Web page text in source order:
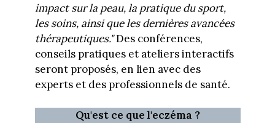
impact sur la peau, la pratique du sport,
les soins, ainsi que les dernières avancées
thérapeutiques."Des conférences,
conseils pratiques et ateliers interactifs
seront proposés, en lien avec des
experts et des professionnels de santé.
Qu'est ce que l'eczéma ?